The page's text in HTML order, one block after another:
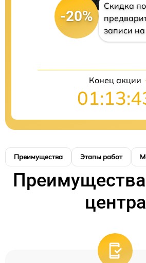
-20%
Скидка по
записи на
Конец акции
Преимущества Этапы работ
центра